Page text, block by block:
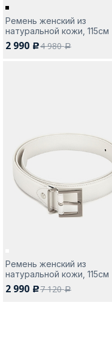
Ремень женский из
натуральной кожи, 115см
2 990 c4 980a
Ремень женский из
натуральной кожи, 115см
2 990 c7 120a